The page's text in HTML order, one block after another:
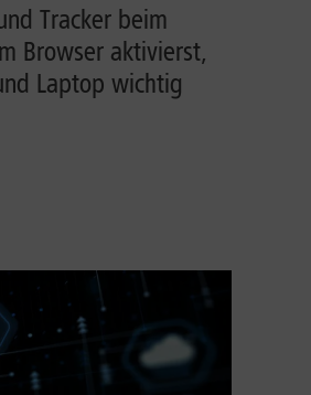
Tracker beim
Browser aktivierst,
Laptop wichtig